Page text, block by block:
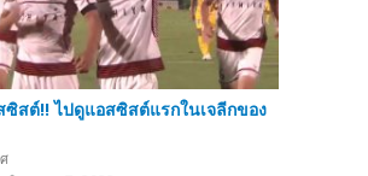
ซิสต์!! ไปดูแอสซิสต์แรกในเจลีกของ